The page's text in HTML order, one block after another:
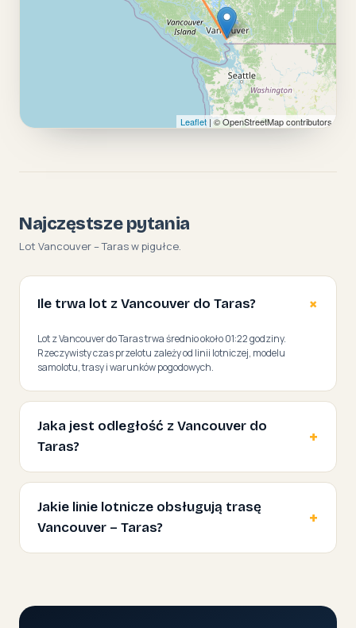
Leaflet | © OpenStreetMap contributors
Najczęstsze pytania
Lot Vancouver – Taras w pigułce.
Ile trwa lot z Vancouver do Taras?
Lot z Vancouver do Taras trwa średnio około 01:22 godziny.
Rzeczywisty czas przelotu zależy od linii lotniczej, modelu
samolotu, trasy i warunków pogodowych.
Jaka jest odległość z Vancouver do
Taras?
Jakie linie lotnicze obsługują trasę
Vancouver – Taras?